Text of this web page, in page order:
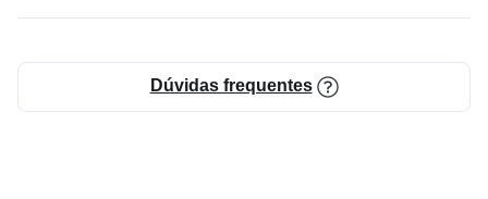
Geriatria
Grandes Animais
Dúvidas frequentes